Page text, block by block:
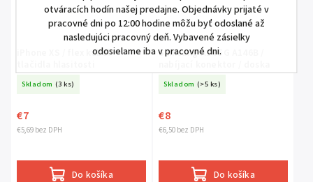
otváracích hodín našej predajne. Objednávky prijaté v
pracovné dni po 12:00 hodine môžu byť odoslané až
nasledujúci pracovný deň. Vybavené zásielky
odosielame iba v pracovné dni.
iPhone XS / flex kábel
Skladom (3 ks)
€5,69 bez DPH
€7
Do košíka
Samsung A14 5G A146B /
Skladom (>5 ks)
€6,50 bez DPH
€8
Do košíka